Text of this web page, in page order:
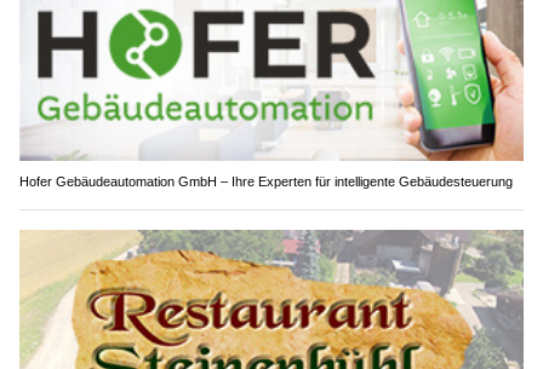
Hofer Gebäudeautomation GmbH – Ihre Experten für intelligente Gebäudesteuerung